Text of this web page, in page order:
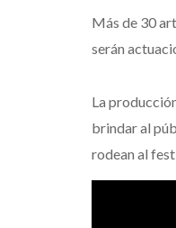
Más de 30
serán
La
brindar al
rodean al